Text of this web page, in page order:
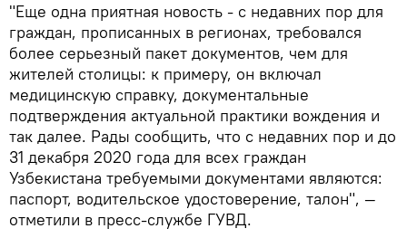
"Еще одна приятная новость - с недавних пор для
граждан, прописанных в регионах, требовался
более серьезный пакет документов, чем для
жителей столицы: к примеру, он включал
медицинскую справку, документальные
подтверждения актуальной практики вождения и
так далее. Рады сообщить, что с недавних пор и до
31 декабря 2020 года для всех граждан
Узбекистана требуемыми документами являются:
паспорт, водительское удостоверение, талон", —
отметили в пресс-службе ГУВД.